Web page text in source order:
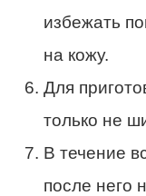
избежать
на кожу.
Для
только не
В течение
после него